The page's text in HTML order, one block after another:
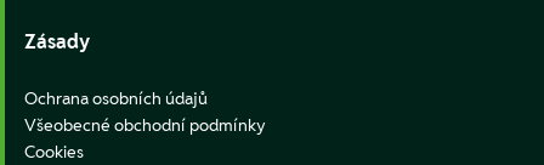
Zásady
Ochrana osobních údajů
Všeobecné obchodní podmínky
Cookies